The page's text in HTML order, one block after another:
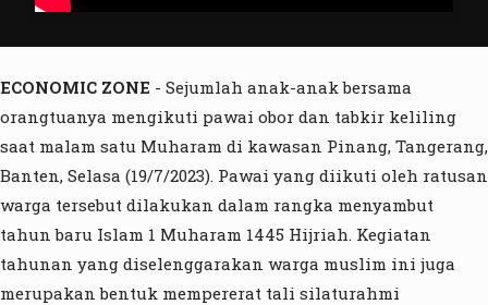
ECONOMIC ZONE - Sejumlah anak-anak bersama
orangtuanya mengikuti pawai obor dan tabkir keliling
saat malam satu Muharam di kawasan Pinang, Tangerang,
Banten, Selasa (19/7/2023). Pawai yang diikuti oleh ratusan
warga tersebut dilakukan dalam rangka menyambut
tahun baru Islam 1 Muharam 1445 Hijriah. Kegiatan
tahunan yang diselenggarakan warga muslim ini juga
merupakan bentuk mempererat tali silaturahmi